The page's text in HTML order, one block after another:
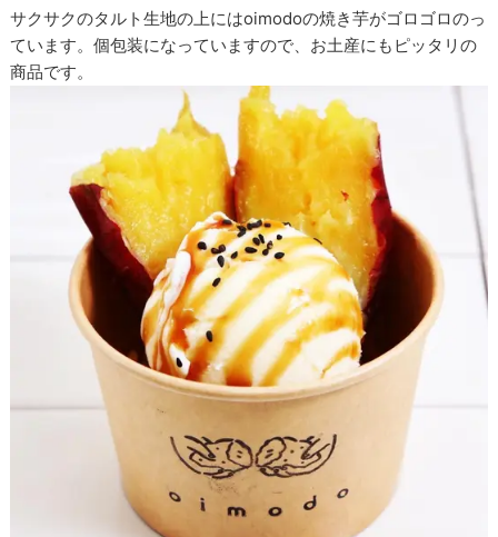
サクサクのタルト生地の上にはoimodoの焼き芋がゴロゴロのっ
ています。個包装になっていますので、お土産にもピッタリの
商品です。